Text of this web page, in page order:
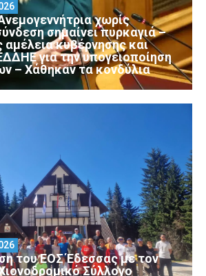
χωρίς
σημαίνει πυρκαγιά –
κυβέρνησης και
για την υπογειοποίηση
– Χάθηκαν τα κονδύλια
του ΕΟΣ Έδεσσας με τον
Σύλλογο